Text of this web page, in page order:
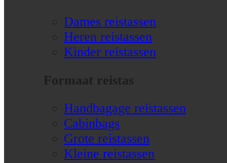
Dames reistassen
Heren reistassen
Kinder reistassen
Formaat reistas
Handbagage reistassen
Cabinbags
Grote reistassen
Kleine reistassen